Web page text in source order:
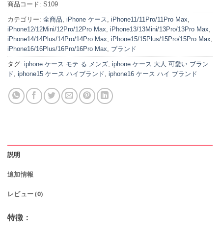
商品コード: S109
カテゴリー: 全商品, iPhone ケース, iPhone11/11Pro/11Pro Max,
iPhone12/12Mini/12Pro/12Pro Max, iPhone13/13Mini/13Pro/13Pro Max,
iPhone14/14Plus/14Pro/14Pro Max, iPhone15/15Plus/15Pro/15Pro Max,
iPhone16/16Plus/16Pro/16Pro Max, ブランド
タグ: iphone ケース モテ る メンズ, iphone ケース 大人 可愛い ブラン
ド, iphone15 ケース ハイブランド, iphone16 ケース ハイ ブランド
説明
追加情報
レビュー (0)
特徴：